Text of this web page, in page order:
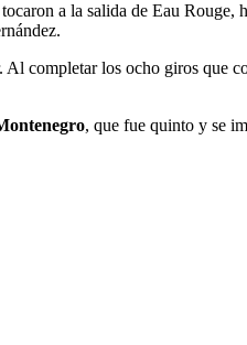
a la salida de Eau Rouge,
completar los ocho giros que
, que fue quinto y se